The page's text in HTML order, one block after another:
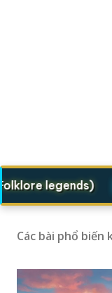
legends) |
Các bài phổ biến